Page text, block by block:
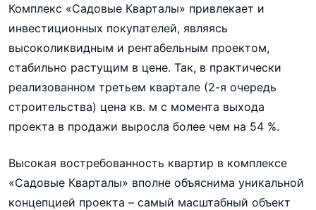
Комплекс «Садовые Кварталы» привлекает и
инвестиционных покупателей, являясь
высоколиквидным и рентабельным проектом,
стабильно растущим в цене. Так, в практически
реализованном третьем квартале (2-я очередь
строительства) цена кв. м с момента выхода
проекта в продажи выросла более чем на 54 %.
Высокая востребованность квартир в комплексе
«Садовые Кварталы» вполне объяснима уникальной
концепцией проекта – самый масштабный объект